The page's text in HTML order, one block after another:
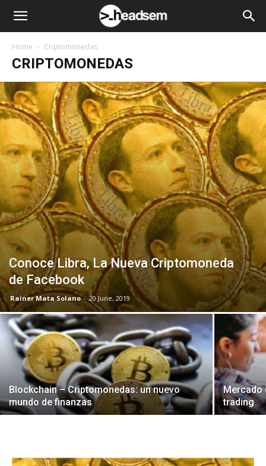
Home Criptomonedas
CRIPTOMONEDAS
Conoce Libra, La Nueva Criptomoneda
de Facebook
Rainer Mata Solano - 20 June, 2019
Blockchain – Criptomonedas: un nuevo
mundo de finanzas
Mercado
trading